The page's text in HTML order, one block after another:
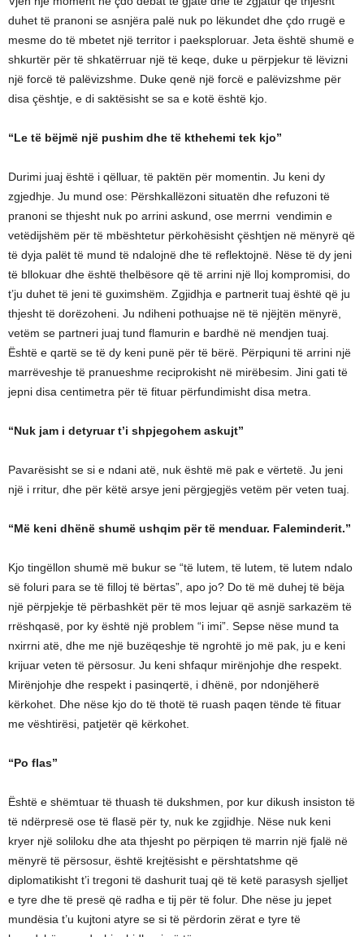
duhet të pranoni se asnjëra palë nuk po lëkundet dhe çdo rrugë e
mesme do të mbetet një territor i paeksploruar. Jeta është shumë e
shkurtër për të shkatërruar një të keqe, duke u përpjekur të lëvizni
një forcë të palëvizshme. Duke qenë një forcë e palëvizshme për
disa çështje, e di saktësisht se sa e kotë është kjo.
“Le të bëjmë një pushim dhe të kthehemi tek kjo”
Durimi juaj është i qëlluar, të paktën për momentin. Ju keni dy
zgjedhje. Ju mund ose: Përshkallëzoni situatën dhe refuzoni të
pranoni se thjesht nuk po arrini askund, ose merrni vendimin e
vetëdijshëm për të mbështetur përkohësisht çështjen në mënyrë që
të dyja palët të mund të ndalojnë dhe të reflektojnë. Nëse të dy jeni
të bllokuar dhe është thelbësore që të arrini një lloj kompromisi, do
t’ju duhet të jeni të guximshëm. Zgjidhja e partnerit tuaj është që ju
thjesht të dorëzoheni. Ju ndiheni pothuajse në të njëjtën mënyrë,
vetëm se partneri juaj tund flamurin e bardhë në mendjen tuaj.
Është e qartë se të dy keni punë për të bërë. Përpiquni të arrini një
marrëveshje të pranueshme reciprokisht në mirëbesim. Jini gati të
jepni disa centimetra për të fituar përfundimisht disa metra.
“Nuk jam i detyruar t’i shpjegohem askujt”
Pavarësisht se si e ndani atë, nuk është më pak e vërtetë. Ju jeni
një i rritur, dhe për këtë arsye jeni përgjegjës vetëm për veten tuaj.
“Më keni dhënë shumë ushqim për të menduar. Faleminderit.”
Kjo tingëllon shumë më bukur se “të lutem, të lutem, të lutem ndalo
së foluri para se të filloj të bërtas”, apo jo? Do të më duhej të bëja
një përpjekje të përbashkët për të mos lejuar që asnjë sarkazëm të
rrëshqasë, por ky është një problem “i imi”. Sepse nëse mund ta
nxirrni atë, dhe me një buzëqeshje të ngrohtë jo më pak, ju e keni
krijuar veten të përsosur. Ju keni shfaqur mirënjohje dhe respekt.
Mirënjohje dhe respekt i pasinqertë, i dhënë, por ndonjëherë
kërkohet. Dhe nëse kjo do të thotë të ruash paqen tënde të fituar
me vështirësi, patjetër që kërkohet.
“Po flas”
Është e shëmtuar të thuash të dukshmen, por kur dikush insiston të
të ndërpresë ose të flasë për ty, nuk ke zgjidhje. Nëse nuk keni
kryer një soliloku dhe ata thjesht po përpiqen të marrin një fjalë në
mënyrë të përsosur, është krejtësisht e përshtatshme që
diplomatikisht t’i tregoni të dashurit tuaj që të ketë parasysh sjelljet
e tyre dhe të presë që radha e tij për të folur. Dhe nëse ju jepet
mundësia t’u kujtoni atyre se si të përdorin zërat e tyre të